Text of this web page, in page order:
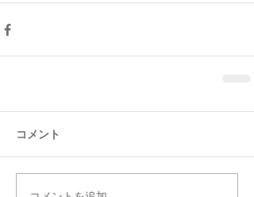
コメント